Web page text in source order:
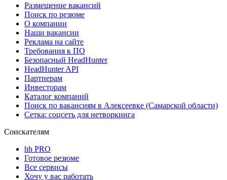
Размещение вакансий
Поиск по резюме
О компании
Наши вакансии
Реклама на сайте
Требования к ПО
Безопасный HeadHunter
HeadHunter API
Партнерам
Инвесторам
Каталог компаний
Поиск по вакансиям в Алексеевке (Самарской области)
Сетка: соцсеть для нетворкинга
Соискателям
hh PRO
Готовое резюме
Все сервисы
Хочу у вас работать